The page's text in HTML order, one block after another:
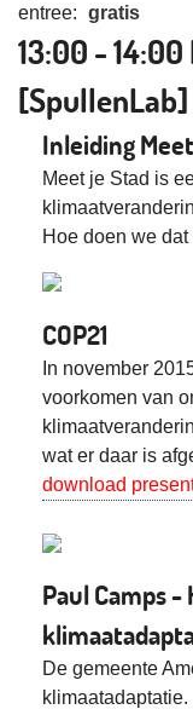
entree: gratis
13:00 -
[SpullenLab]
Inleiding
Meet je Stad is
Hoe doen we
COP21
In november
voorkomen van
wat er daar is
download
Paul Camps
De gemeente